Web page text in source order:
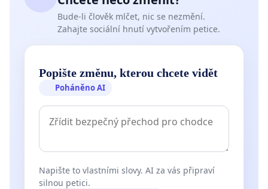
Bude-li člověk mlčet, nic se nezmění.
Zahajte sociální hnutí vytvořením petice.
Popište změnu, kterou chcete vidět
Poháněno AI
Napište to vlastními slovy. AI za vás připraví
silnou petici.